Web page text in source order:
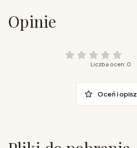
Opinie
Liczba ocen: 0
Oceń i opisz